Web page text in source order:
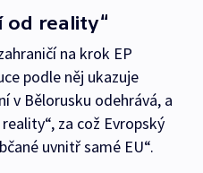
od reality“
na krok EP
podle něj ukazuje
v Bělorusku odehrává, a
za což Evropský
uvnitř samé EU“.